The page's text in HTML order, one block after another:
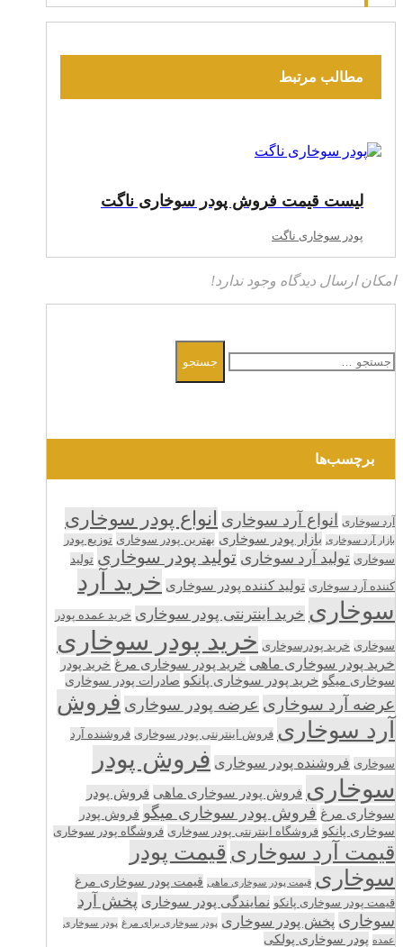
مطالب مرتبط
لیست قیمت فروش پودر سوخاری ناگت
پودر سوخاری ناگت
امکان ارسال دیدگاه وجود ندارد!
برای:
جستجو
برچسب‌ها
آرد سوخاری انواع آرد سوخاری انواع پودر سوخاری
بازار آرد سوخاری بازار پودر سوخاری بهترین پودر سوخاری توزیع پودر
سوخاری تولید آرد سوخاری تولید پودر سوخاری تولید
کننده آرد سوخاری تولید کننده پودر سوخاری خرید آرد
سوخاری خرید اینترنتی پودر سوخاری خرید عمده پودر
سوخاری خرید پودرسوخاری خرید پودر سوخاری
خرید پودر سوخاری ماهی خرید پودر سوخاری مرغ خرید پودر
سوخاری میگو خرید پودر سوخاری پانکو صادرات پودر سوخاری
عرضه آرد سوخاری عرضه پودر سوخاری فروش
آرد سوخاری فروش اینترنتی پودر سوخاری فروشنده آرد
سوخاری فروشنده پودر سوخاری فروش پودر
سوخاری فروش پودر سوخاری ماهی فروش پودر
سوخاری مرغ فروش پودر سوخاری میگو فروش پودر
سوخاری پانکو فروشگاه اینترنتی پودر سوخاری فروشگاه پودر سوخاری
قیمت آرد سوخاری قیمت پودر
سوخاری قیمت پودر سوخاری ماهی قیمت پودر سوخاری مرغ
قیمت پودر سوخاری پانکو نمایندگی پودر سوخاری پخش آرد
سوخاری پخش پودر سوخاری پودر سوخاری برای مرغ پودر سوخاری
عمده پودر سوخاری پولکی